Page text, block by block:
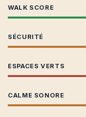
WALK SCORE
SÉCURITÉ
ESPACES VERTS
CALME SONORE